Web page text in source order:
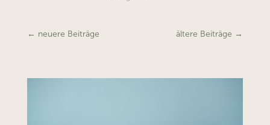
← neuere Beiträge ältere Beiträge →